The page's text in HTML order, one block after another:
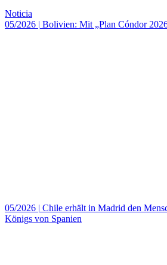
Noticia
05/2026 | Bolivien: Mit „Plan Cóndor
05/2026 | Chile erhält in Madrid den
Königs von Spanien